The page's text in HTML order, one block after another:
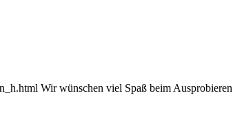
Wir wünschen viel Spaß beim